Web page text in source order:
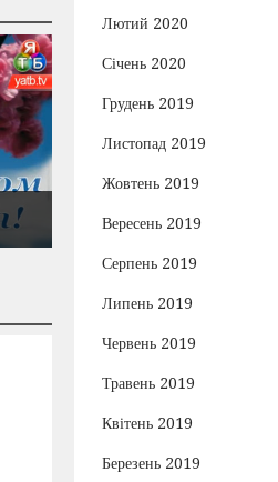
Лютий 2020
Січень 2020
Грудень 2019
Листопад 2019
Жовтень 2019
Вересень 2019
Серпень 2019
Липень 2019
Червень 2019
Травень 2019
Квітень 2019
Березень 2019